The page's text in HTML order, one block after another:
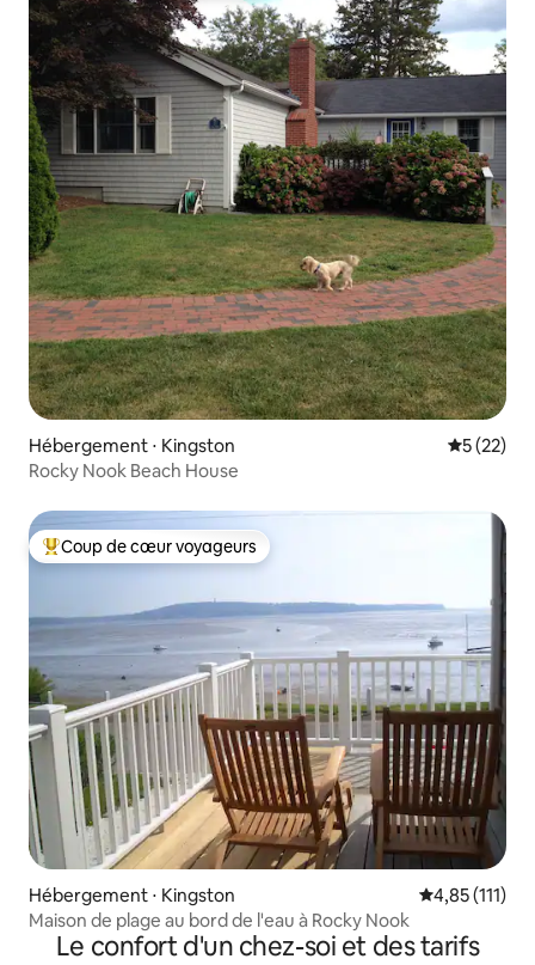
Hébergement ⋅ Kingston
5 (22)
Rocky Nook Beach House
Coups de cœur voyageurs les plus appréciés
Coup de cœur voyageurs
Hébergement ⋅ Kingston Évaluation
4,85 (111)
Maison de plage au bord de l'eau à Rocky Nook
Le confort d'un chez-soi et des tarifs